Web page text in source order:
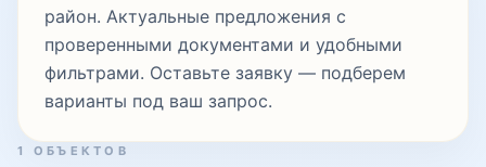
Уста Ширин
район. Актуальные предложения с
проверенными документами и удобными
фильтрами. Оставьте заявку — подберем
варианты под ваш запрос.
1 ОБЪЕКТОВ